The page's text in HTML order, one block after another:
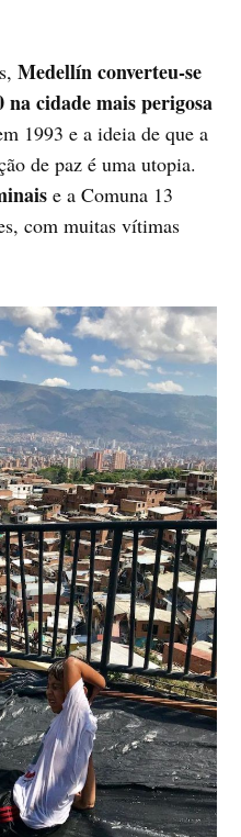
Medellín converteu-se
na cidade mais perigosa
1993 e a ideia de que a
de paz é uma utopia.
e a Comuna 13
com muitas vítimas